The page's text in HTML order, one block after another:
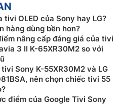
tivi OLED của Sony hay LG?
hàng dùng bền hơn?
nâng cấp đáng giá của tivi
3 II K-65XR30M2 so với
Sony K-55XR30M2 và LG
nên chọn chiếc tivi 55
điểm của Google Tivi Sony